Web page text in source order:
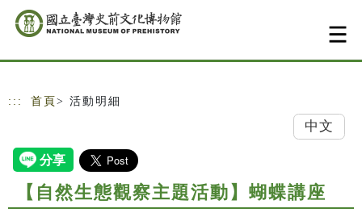
跳到主要內容
網站導覽
::: 首頁 > 活動明細
中文
【自然生態觀察主題活動】蝴蝶講座